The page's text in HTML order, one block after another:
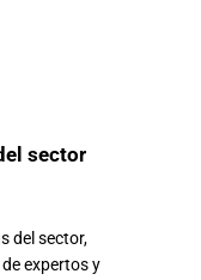
sector
del sector,
expertos y